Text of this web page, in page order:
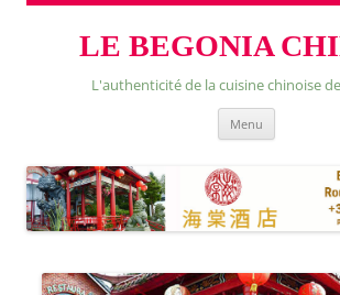
LE BEGONIA
L'authenticité de la cuisine chinoise
Menu